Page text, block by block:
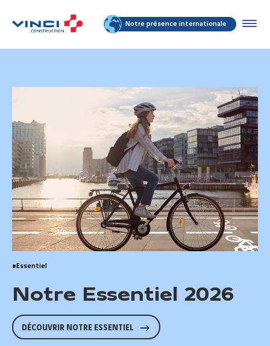
Notre présence internationale
#Essentiel
Notre Essentiel 2026
DÉCOUVRIR NOTRE ESSENTIEL